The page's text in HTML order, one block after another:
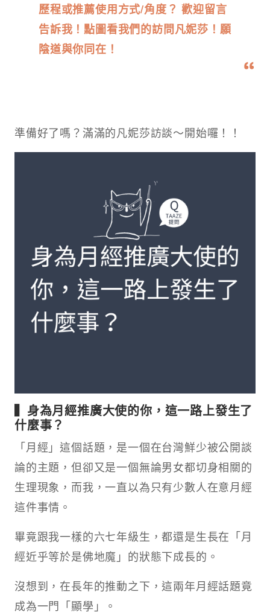
歷程或推薦使用方式/角度？ 歡迎留言
告訴我！點圖看我們的訪問凡妮莎！願
陰道與你同在！
準備好了嗎？滿滿的凡妮莎訪談～開始囉！！
▍身為月經推廣大使的你，這一路上發生了
什麼事？
「月經」這個話題，是一個在台灣鮮少被公開談
論的主題，但卻又是一個無論男女都切身相關的
生理現象，而我，一直以為只有少數人在意月經
這件事情。
畢竟跟我一樣的六七年級生，都還是生長在「月
經近乎等於是佛地魔」的狀態下成長的。
沒想到，在長年的推動之下，這兩年月經話題竟
成為一門「顯學」。